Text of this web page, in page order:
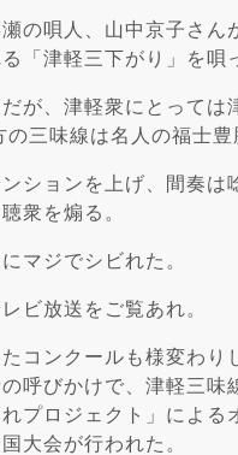
の唄人、山中京子さん
「津軽三下がり」を唄
が、津軽衆にとっては
三味線は名人の福士豊
ションを上げ、間奏は
衆を煽る。
マジでシビれた。
ビ放送をご覧あれ。
コンクールも様変わり
呼びかけで、津軽三味
プロジェクト」による
大会が行われた。